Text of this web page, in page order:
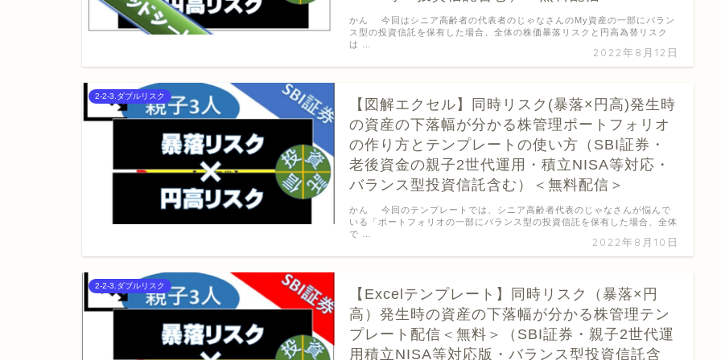
2022年8月12日
かん 今回はシニア高齢者の代表者のじゃなさんのMy資産の一部にバラン
ス型の投資信託を保有した場合、全体の株価暴落リスクと円高為替リスク
は …
2-2-3.ダブルリスク
【図解エクセル】同時リスク(暴落×円高)発生時
の資産の下落幅が分かる株管理ポートフォリオ
の作り方とテンプレートの使い方（SBI証券・
老後資金の親子2世代運用・積立NISA等対応・
バランス型投資信託含む）＜無料配信＞
2022年8月10日
かん 今回のテンプレートでは、シニア高齢者代表のじゃなさんが悩んで
いる「ポートフォリオの一部にバランス型の投資信託を保有した場合、全体
で …
2-2-3.ダブルリスク
【Excelテンプレート】同時リスク（暴落×円
高）発生時の資産の下落幅が分かる株管理テン
プレート配信＜無料＞（SBI証券・親子2世代運
用積立NISA等対応版・バランス型投資信託含